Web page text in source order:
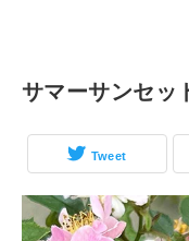
サマーサンセ
Tweet